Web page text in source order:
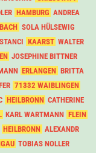
HAMBURG ANDREA
SOLA HÜLSEWIG
KAARST WALTER
JOSEPHINE BITTNER
ERLANGEN BRITTA
71332 WAIBLINGEN
HEILBRONN CATHERINE
KARL WARTMANN FLEIN
HEILBRONN ALEXANDR
TOBIAS NOLLER